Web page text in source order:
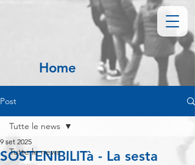
Home
Post
Tutte le news
Tutte le news
SOSTENIBILITà - La sesta
9 set 2025